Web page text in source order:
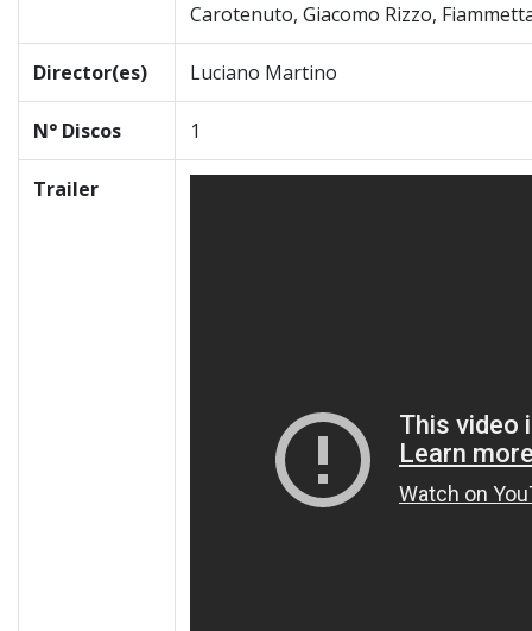
Carotenuto, Giacomo Rizzo,
Director(es) Luciano Martino
N° Discos 1
Trailer